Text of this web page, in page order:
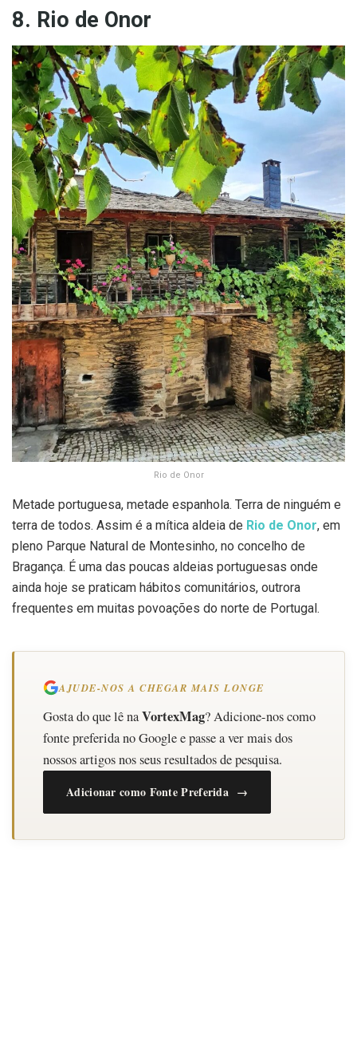
8. Rio de Onor
Rio de Onor
Metade portuguesa, metade espanhola. Terra de ninguém e
terra de todos. Assim é a mítica aldeia de Rio de Onor, em
pleno Parque Natural de Montesinho, no concelho de
Bragança. É uma das poucas aldeias portuguesas onde
ainda hoje se praticam hábitos comunitários, outrora
frequentes em muitas povoações do norte de Portugal.
AJUDE-NOS A CHEGAR MAIS LONGE
Gosta do que lê naVortexMag? Adicione-nos como
fonte preferida no Google e passe a ver mais dos
nossos artigos nos seus resultados de pesquisa.
Adicionar como Fonte Preferida →